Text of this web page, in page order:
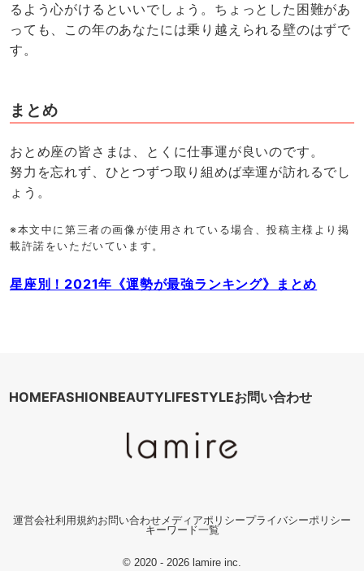
るよう心がけるといいでしょう。ちょっとした困難があ
っても、この年のあなたには乗り越えられる壁のはずで
す。
まとめ
おとめ座の皆さまは、とくに仕事運が良いのです。
努力を忘れず、ひとつずつ取り組めば幸運が訪れるでし
ょう。
※本文中に第三者の画像が使用されている場合、投稿主様より掲
載許諾をいただいています。
星座別！2021年《運勢が最強ランキング》まとめ
HOMEFASHIONBEAUTYLIFESTYLEお問い合わせ
運営会社利用規約お問い合わせ メディアポリシープライバシーポリシー
キーワード一覧
© 2020 - 2026 lamire inc.